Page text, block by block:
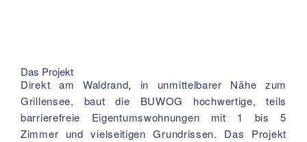
Das Projekt
Direkt am Waldrand, in unmittelbarer Nähe zum
Grillensee, baut die BUWOG hochwertige, teils
barrierefreie Eigentumswohnungen mit 1 bis 5
Zimmer und vielseitigen Grundrissen. Das Projekt